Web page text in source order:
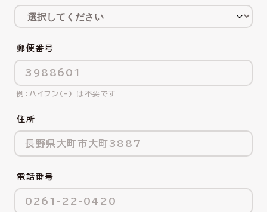
郵便番号
ハイフン(-) は不要です
住所
電話番号